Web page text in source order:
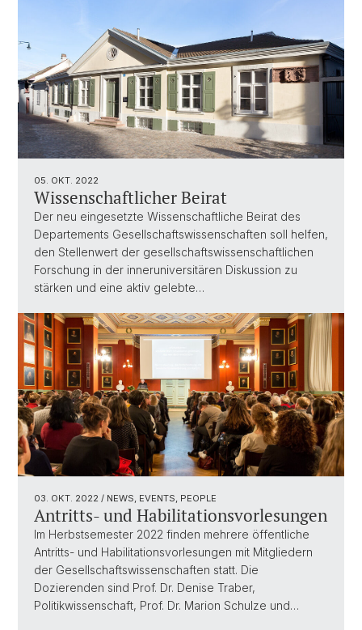
05. OKT. 2022
Wissenschaftlicher Beirat
Der neu eingesetzte Wissenschaftliche Beirat des
Departements Gesellschaftswissenschaften soll helfen,
den Stellenwert der gesellschaftswissenschaftlichen
Forschung in der inneruniversitären Diskussion zu
stärken und eine aktiv gelebte…
03. OKT. 2022 / NEWS, EVENTS, PEOPLE
Antritts- und Habilitationsvorlesungen
Im Herbstsemester 2022 finden mehrere öffentliche
Antritts- und Habilitationsvorlesungen mit Mitgliedern
der Gesellschaftswissenschaften statt. Die
Dozierenden sind Prof. Dr. Denise Traber,
Politikwissenschaft, Prof. Dr. Marion Schulze und…